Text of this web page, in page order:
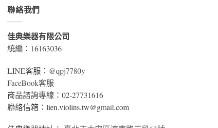
聯絡我們
佳典樂器有限公司
統編：16163036
LINE客服： @qpj7780y
FaceBook客服
商品諮詢專線：02-27731616
聯絡信箱：lien.violins.tw@gmail.com